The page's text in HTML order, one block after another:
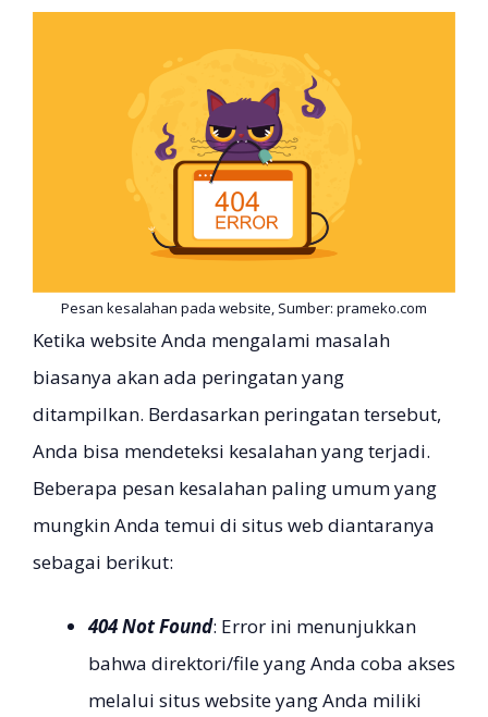
Pesan kesalahan pada website, Sumber: prameko.com
Ketika website Anda mengalami masalah
biasanya akan ada peringatan yang
ditampilkan. Berdasarkan peringatan tersebut,
Anda bisa mendeteksi kesalahan yang terjadi.
Beberapa pesan kesalahan paling umum yang
mungkin Anda temui di situs web diantaranya
sebagai berikut:
404 Not Found: Error ini menunjukkan
bahwa direktori/file yang Anda coba akses
melalui situs website yang Anda miliki